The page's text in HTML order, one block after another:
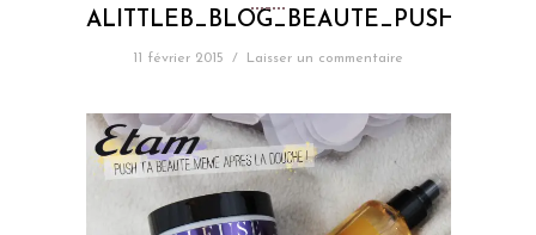
11 février 2015 / Laisser un commentaire